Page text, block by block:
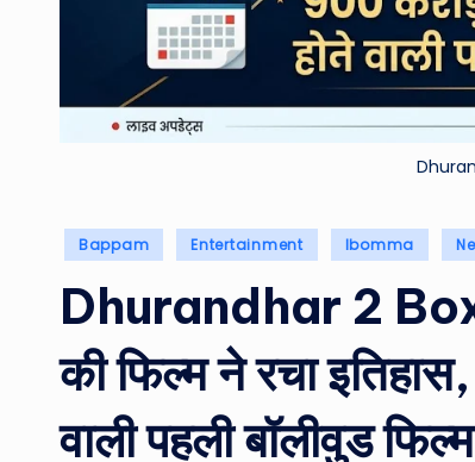
Posted
Bappam Entertainment Ibomma
Dhurandhar 2
की फिल्म ने रचा
वाली पहली बॉलीवुड